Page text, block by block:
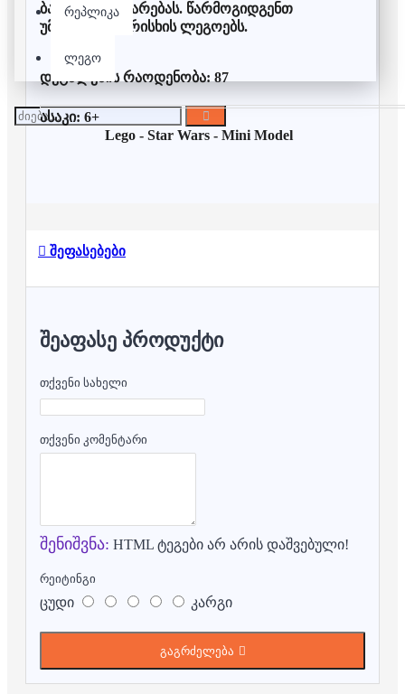
რეპლიკა
ლეგო
ბავშვების გახარებას. წარმოგიდგენთ
უმაღლესი ხარისხის ლეგოებს.
დეტალების რაოდენობა: 87
ასაკი: 6+
Lego - Star Wars - Mini Model
შეფასებები
ᲨᲔᲐᲤᲐᲡᲔ ᲞᲠᲝᲓᲣᲥᲢᲘ
თქვენი სახელი
თქვენი კომენტარი
შენიშვნა: HTML ტეგები არ არის დაშვებული!
რეიტინგი
ცუდი კარგი
გაგრძელება